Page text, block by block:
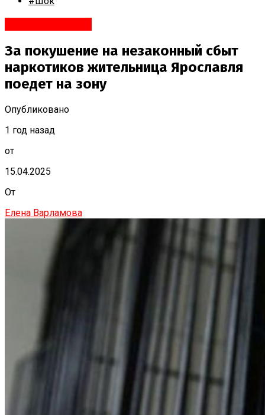
За покушение на незаконный сбыт
наркотиков жительница Ярославля
поедет на зону
Опубликовано
1 год назад
от
15.04.2025
От
Елена Варламова